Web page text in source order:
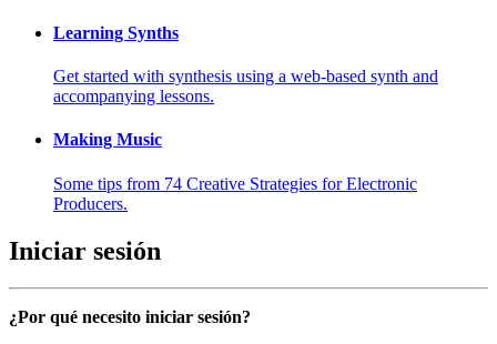
Learning Synths
Get started with synthesis using a web-based synth and
accompanying lessons.
Making Music
Some tips from 74 Creative Strategies for Electronic
Producers.
Iniciar sesión
¿Por qué necesito iniciar sesión?